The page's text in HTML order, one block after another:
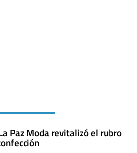
Paz Moda revitalizó el rubro